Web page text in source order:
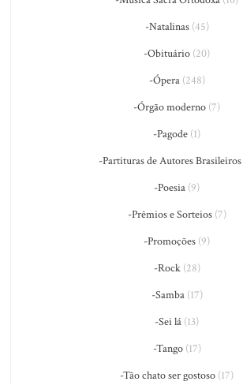
-Natalinas(45)
-Obituário (20)
-Ópera(248)
-Órgão moderno (7)
-Pagode (1)
-Partituras de Autores Brasileiros
-Poesia (9)
-Prêmios e Sorteios(7)
-Promoções (9)
-Rock(28)
-Samba(17)
-Sei lá (13)
-Tango(17)
-Tão chato ser gostoso (17)